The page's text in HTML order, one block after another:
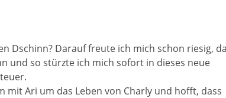
Dschinn? Darauf freute ich mich schon riesig,
und so stürzte ich mich sofort in dieses neue
mit Ari um das Leben von Charly und hofft, dass